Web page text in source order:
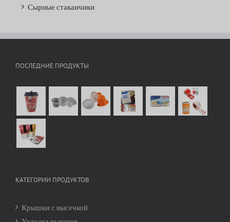
Сырные стаканчики
ПОСЛЕДНИЕ ПРОДУКТЫ
КАТЕГОРИИ ПРОДУКТОВ
Крышки с высечкой